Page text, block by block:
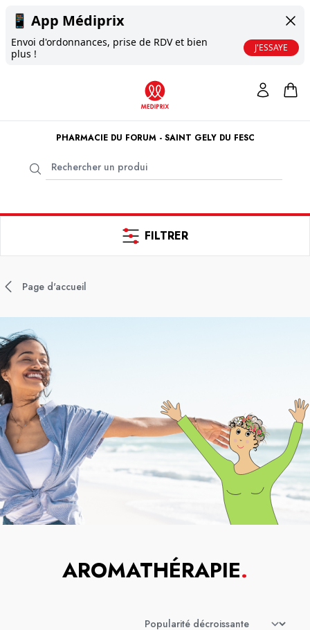
📱 App Médiprix
Envoi d'ordonnances, prise de RDV et bien
plus !
J'ESSAYE
PHARMACIE DU FORUM - SAINT GELY DU FESC
FILTRER
Page d'accueil
AROMATHÉRAPIE.